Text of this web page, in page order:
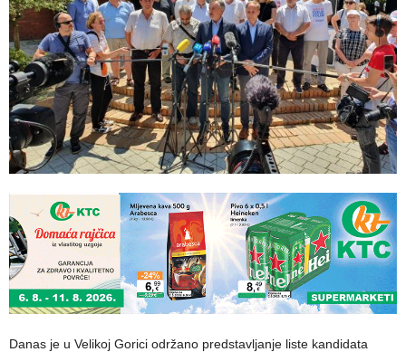
Danas je u Velikoj Gorici održano predstavljanje liste kandidata